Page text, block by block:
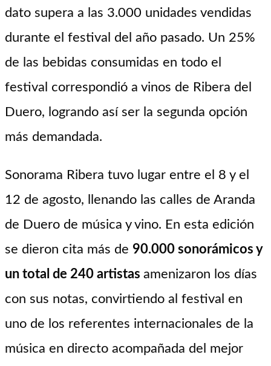
dato supera a las 3.000 unidades vendidas
durante el festival del año pasado. Un 25%
de las bebidas consumidas en todo el
festival correspondió a vinos de Ribera del
Duero, logrando así ser la segunda opción
más demandada.
Sonorama Ribera tuvo lugar entre el 8 y el
12 de agosto, llenando las calles de Aranda
de Duero de música y vino. En esta edición
se dieron cita más de 90.000 sonorámicos y
un total de 240 artistas amenizaron los días
con sus notas, convirtiendo al festival en
uno de los referentes internacionales de la
música en directo acompañada del mejor